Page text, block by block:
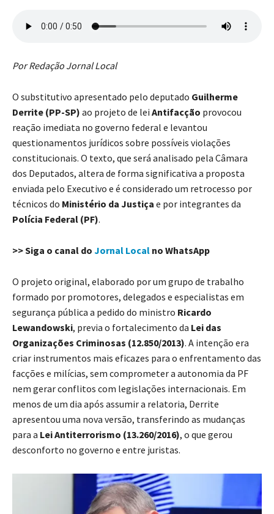
Por Redação Jornal Local
O substitutivo apresentado pelo deputado Guilherme
Derrite (PP-SP) ao projeto de lei Antifacção provocou
reação imediata no governo federal e levantou
questionamentos jurídicos sobre possíveis violações
constitucionais. O texto, que será analisado pela Câmara
dos Deputados, altera de forma significativa a proposta
enviada pelo Executivo e é considerado um retrocesso por
técnicos do Ministério da Justiça e por integrantes da
Polícia Federal (PF).
>> Siga o canal do Jornal Local no WhatsApp
O projeto original, elaborado por um grupo de trabalho
formado por promotores, delegados e especialistas em
segurança pública a pedido do ministro Ricardo
Lewandowski, previa o fortalecimento da Lei das
Organizações Criminosas (12.850/2013). A intenção era
criar instrumentos mais eficazes para o enfrentamento das
facções e milícias, sem comprometer a autonomia da PF
nem gerar conflitos com legislações internacionais. Em
menos de um dia após assumir a relatoria, Derrite
apresentou uma nova versão, transferindo as mudanças
para a Lei Antiterrorismo (13.260/2016), o que gerou
desconforto no governo e entre juristas.